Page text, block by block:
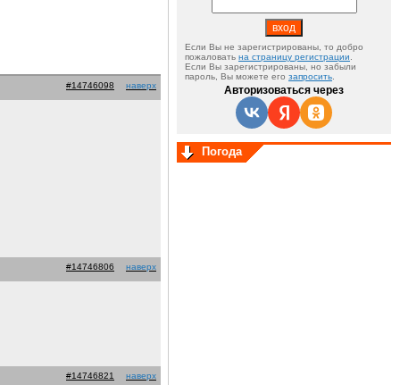
#14746098 наверх
#14746806 наверх
#14746821 наверх
Если Вы не зарегистрированы, то добро
пожаловать на страницу регистрации
Если Вы зарегистрированы, но забыли
пароль, Вы можете его запросить
Авторизоваться через
Погода